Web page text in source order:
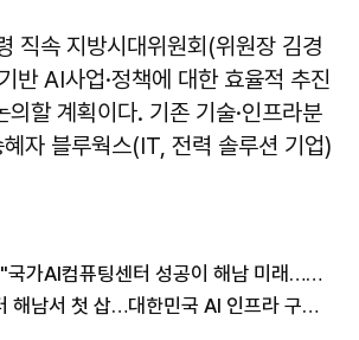
직속 지방시대위원회(위원장 김경
반 AI사업·정책에 대한 효율적 추진
의할 계획이다. 기존 기술·인프라분
자 블루웍스(IT, 전력 솔루션 기업)
명현관 해남군수 "국가AI컴퓨팅센터 성공이 해남 미래…행정역량 총동원"
국가AI컴퓨팅센터 해남서 첫 삽…대한민국 AI 인프라 구축 본격화